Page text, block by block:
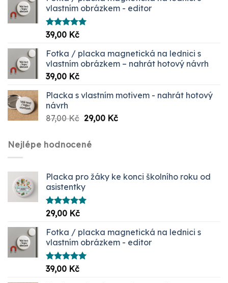
vlastním obrázkem - editor
Hodnocení
5.00
39,00 Kč
Fotka / placka magnetická na lednici s
vlastním obrázkem – nahrát hotový návrh
39,00 Kč
Placka s vlastním motivem - nahrát hotový
návrh
87,00Kč Původní
byla:
87,00 Kč.
29,00 KčAktuální
Nejlépe hodnocené
Placka pro žáky ke konci školního roku od
asistentky
Hodnocení
5.00
29,00 Kč
Fotka / placka magnetická na lednici s
vlastním obrázkem - editor
Hodnocení
5.00
39,00 Kč